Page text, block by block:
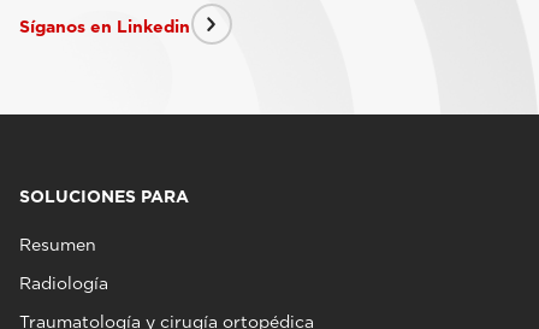
Síganos en Linkedin
SOLUCIONES PARA
Resumen
Radiología
Traumatología y cirugía ortopédica